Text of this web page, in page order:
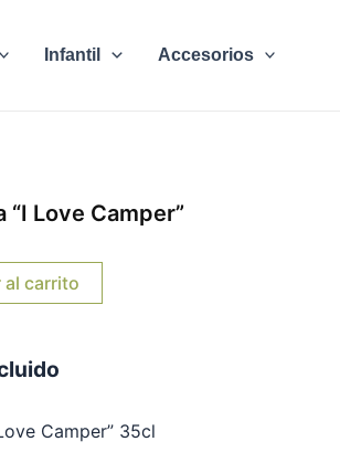
Infantil Accesorios
“I Love Camper”
al carrito
Camper” 35cl